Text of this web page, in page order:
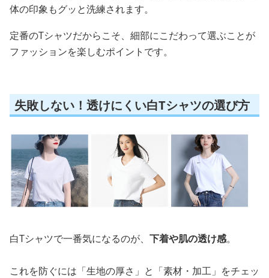
体の印象もグッと洗練されます。
定番のTシャツだからこそ、細部にこだわって選ぶことが
ファッションを楽しむポイントです。
失敗しない！透けにくい白Tシャツの選び方
白Tシャツで一番気になるのが、 下着や肌の透け感。
これを防ぐには「生地の厚さ」と「素材・加工」をチェッ